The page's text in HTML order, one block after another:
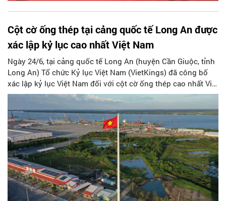
Cột cờ ống thép tại cảng quốc tế Long An được
xác lập kỷ lục cao nhất Việt Nam
Ngày 24/6, tại cảng quốc tế Long An (huyện Cần Giuộc, tỉnh
Long An) Tổ chức Kỷ lục Việt Nam (VietKings) đã công bố
xác lập kỷ lục Việt Nam đối với cột cờ ống thép cao nhất Việt
Nam và cao nhất khu vực Đông Dương tính đến thời điểm